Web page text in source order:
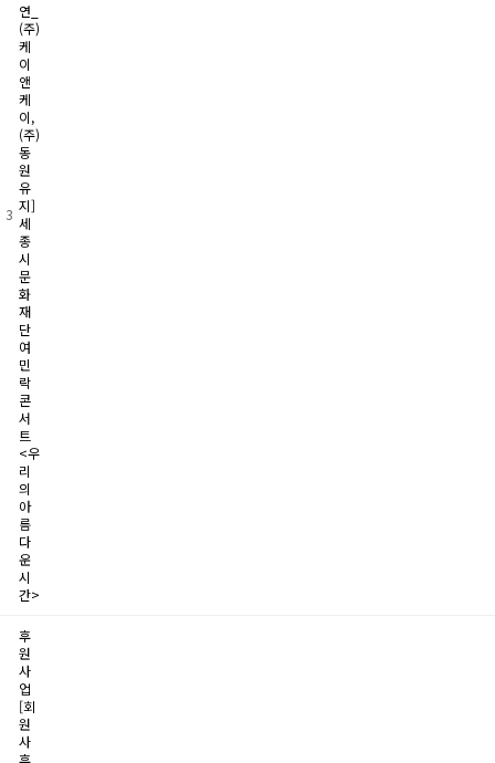
3
연_
(주)
케
이
앤
케
이,
(주)
동
원
유
지]
세
종
시
문
화
재
단
여
민
락
콘
서
트
<우
리
의
아
름
다
운
시
간>
후
원
사
업
[회
원
사